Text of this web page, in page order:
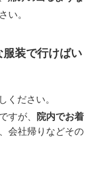
い。
装で行けばい
ください。
すが、 院内でお着
会社帰りなどその